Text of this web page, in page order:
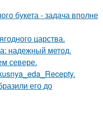
букета - задача вполне
царства.
надежный метод.
севере.
его до